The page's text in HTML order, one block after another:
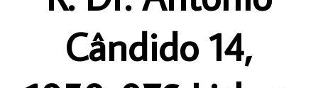
Cândido 14,